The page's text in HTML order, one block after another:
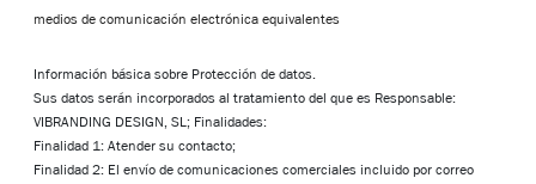
medios de comunicación electrónica equivalentes
Información básica sobre Protección de datos.
Sus datos serán incorporados al tratamiento del que es Responsable:
VIBRANDING DESIGN, SL; Finalidades:
Finalidad 1: Atender su contacto;
Finalidad 2: El envío de comunicaciones comerciales incluido por correo